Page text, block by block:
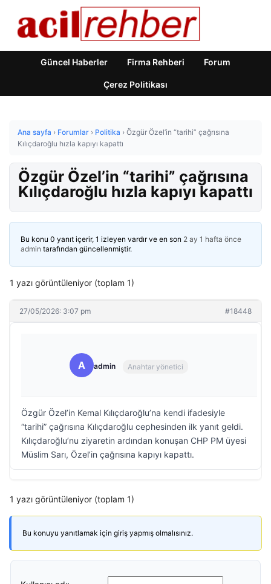
Güncel Haberler Firma Rehberi Forum
Çerez Politikası
Ana sayfa › Forumlar › Politika › Özgür Özel’in “tarihi” çağrısına
Kılıçdaroğlu hızla kapıyı kapattı
Özgür Özel’in “tarihi” çağrısına
Kılıçdaroğlu hızla kapıyı kapattı
Bu konu 0 yanıt içerir, 1 izleyen vardır ve en son 2 ay 1 hafta önce
admin tarafından güncellenmiştir.
1 yazı görüntüleniyor (toplam 1)
27/05/2026: 3:07 pm #18448
A admin Anahtar yönetici
Özgür Özel’in Kemal Kılıçdaroğlu’na kendi ifadesiyle
“tarihi” çağrısına Kılıçdaroğlu cephesinden ilk yanıt geldi.
Kılıçdaroğlu’nu ziyaretin ardından konuşan CHP PM üyesi
Müslim Sarı, Özel’in çağrısına kapıyı kapattı.
1 yazı görüntüleniyor (toplam 1)
Bu konuyu yanıtlamak için giriş yapmış olmalısınız.